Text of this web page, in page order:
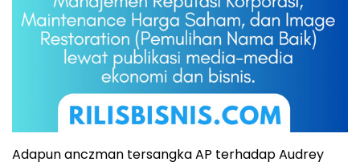
Adapun anczman tersangka AP terhadap Audrey